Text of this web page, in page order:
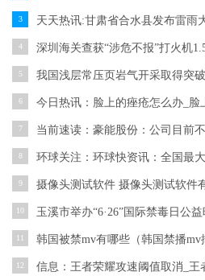
3 天天热讯:甘肃省合水县发布雷雨
4 深圳海关查获“涉危不报”打火机
5 我国浅层常压页岩气开采取得突破
6 今日热讯：脸上的痤疮怎么办_脸
7
8
9 摄像头测试软件 摄像头测试软件
10 玉溪市举办“6·26”国际禁毒日公益
11 韩国被禁mv有哪些（韩国禁播mv
12 信息：王者荣耀攻速阈值取消_王